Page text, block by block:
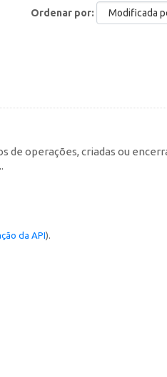
Ordenar por
operações, criadas ou
da API).